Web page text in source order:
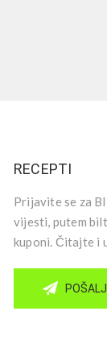
RECEPTI
Prijavite se za
vijesti, putem
kuponi. Čitajte i